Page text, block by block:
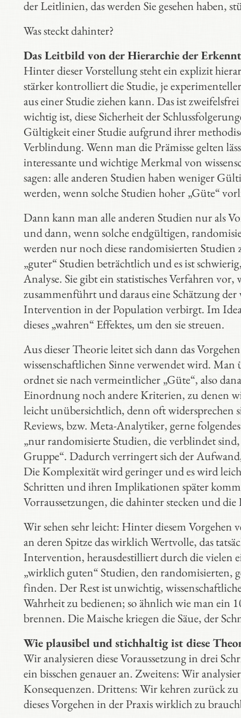
der Leitlinien, das werden Sie gesehen haben,
Was steckt dahinter?
Das Leitbild von der Hierarchie der
Hinter dieser Vorstellung steht ein explizit
stärker kontrolliert die Studie, je
aus einer Studie ziehen kann. Das ist
wichtig ist, diese Sicherheit der
Gültigkeit einer Studie aufgrund ihrer
Verblindung. Wenn man die Prämisse gelten
interessante und wichtige Merkmal von
sagen: alle anderen Studien haben weniger
werden, wenn solche Studien hoher „Güte“
Dann kann man alle anderen Studien nur als
und dann, wenn solche endgültigen,
werden nur noch diese randomisierten Studien
„guter“ Studien beträchtlich und es ist
Analyse. Sie gibt ein statistisches Verfahren
zusammenführt und daraus eine Schätzung
Intervention in der Population verbirgt. Im
dieses „wahren“ Effektes, um den sie streuen.
Aus dieser Theorie leitet sich dann das
wissenschaftlichen Sinne verwendet wird.
ordnet sie nach vermeintlicher „Güte“, also
Einordnung noch andere Kriterien, zu denen
leicht unübersichtlich, denn oft widersprechen
Reviews, bzw. Meta-Analytiker, gerne
„nur randomisierte Studien, die verblindet
Gruppe“. Dadurch verringert sich der
Die Komplexität wird geringer und es wird
Schritten und ihren Implikationen später
Vorraussetzungen, die dahinter stecken und die
Wir sehen sehr leicht: Hinter diesem Vorgehen
an deren Spitze das wirklich Wertvolle, das
Intervention, herausdestilliert durch die vielen
„wirklich guten“ Studien, den randomisierten,
finden. Der Rest ist unwichtig,
Wahrheit zu bedienen; so ähnlich wie man ein
brennen. Die Maische kriegen die Säue, der
Wie plausibel und stichhaltig ist diese
Wir analysieren diese Voraussetzung in drei
ein bisschen genauer an. Zweitens: Wir
Konsequenzen. Drittens: Wir kehren zurück
dieses Vorgehen in der Praxis wirklich zu